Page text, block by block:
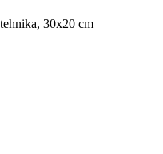
30x20 cm